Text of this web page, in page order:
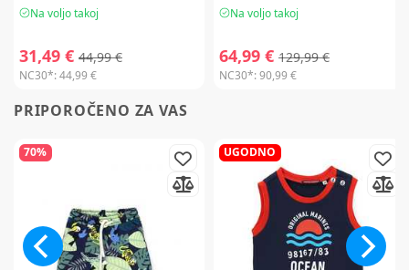
Na voljo takoj
31,49 € 44,99 €
NC30*:44,99 €
Na voljo takoj
64,99 € 129,99 €
NC30*:90,99 €
PRIPOROČENO ZA VAS
70% UGODNO